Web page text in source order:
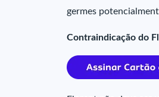
germes
Contraindicação do